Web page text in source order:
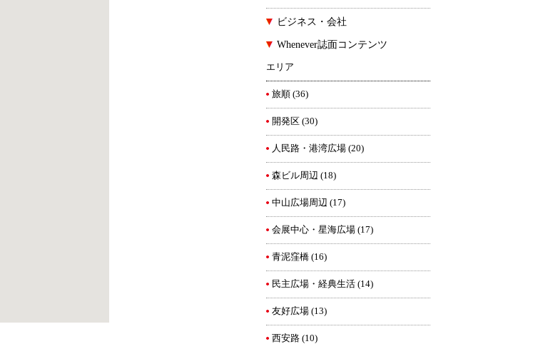
ビジネス・会社
Whenever誌面コンテンツ
エリア
旅順 (36)
開発区 (30)
人民路・港湾広場 (20)
森ビル周辺 (18)
中山広場周辺 (17)
会展中心・星海広場 (17)
青泥窪橋 (16)
民主広場・経典生活 (14)
友好広場 (13)
西安路 (10)